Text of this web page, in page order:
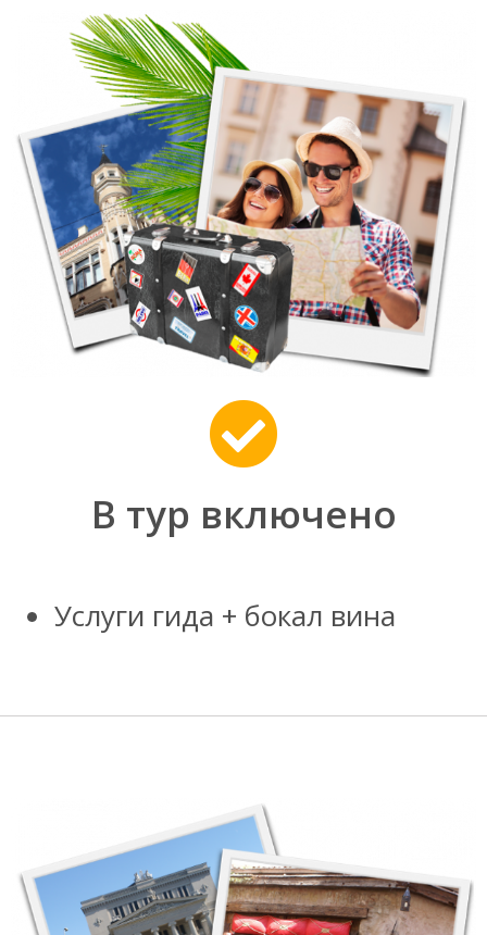
В тур включено
Услуги гида + бокал вина